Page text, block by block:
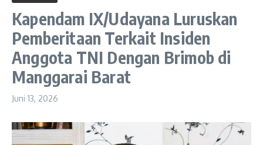
Kapendam IX/Udayana Luruskan
Pemberitaan Terkait Insiden
Anggota TNI Dengan Brimob di
Manggarai Barat
Juni 13, 2026